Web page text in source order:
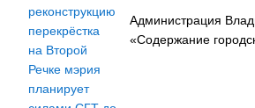
Администрация
«Содержание